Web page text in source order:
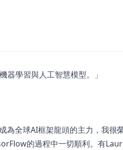
器學習與人工智慧模型。」
為全球AI框架龍頭的主力，我
的過程中一切順利。有